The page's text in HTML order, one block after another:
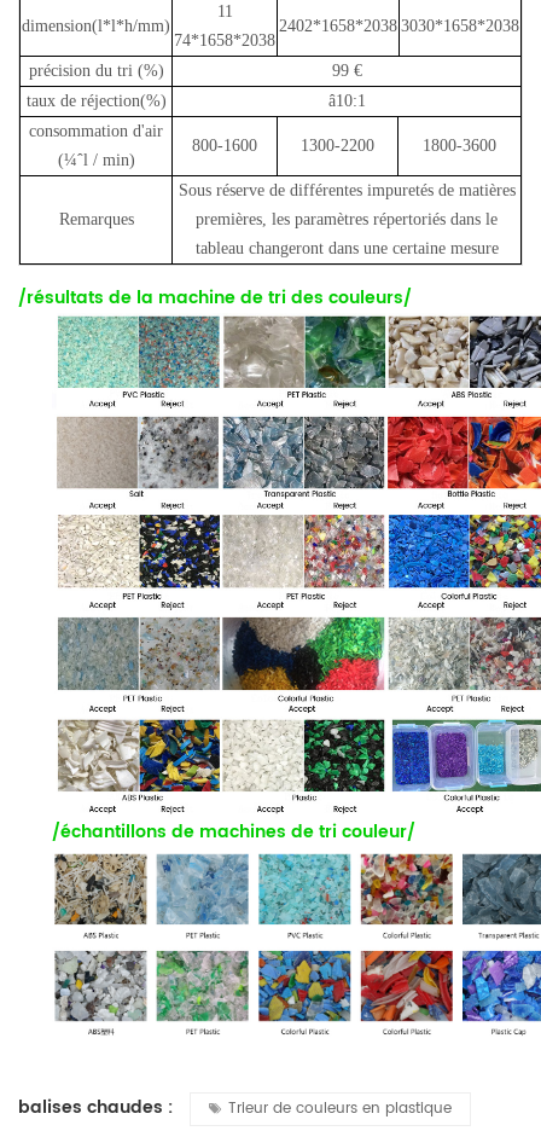
dimension(l*l*h/mm)
11
74*1658*2038
2402*1658*2038 3030*1658*2038
précision du tri (%)
99 €
taux de réjection(%)
â10:1
consommation d'air
(¼ˆl / min)
800-1600 1300-2200 1800-3600
Remarques
Sous réserve de différentes impuretés de matières
premières, les paramètres répertoriés dans le
tableau changeront dans une certaine mesure
/résultats de la machine de tri des couleurs/
/échantillons de machines de tri couleur/
balises chaudes : Trieur de couleurs en plastique